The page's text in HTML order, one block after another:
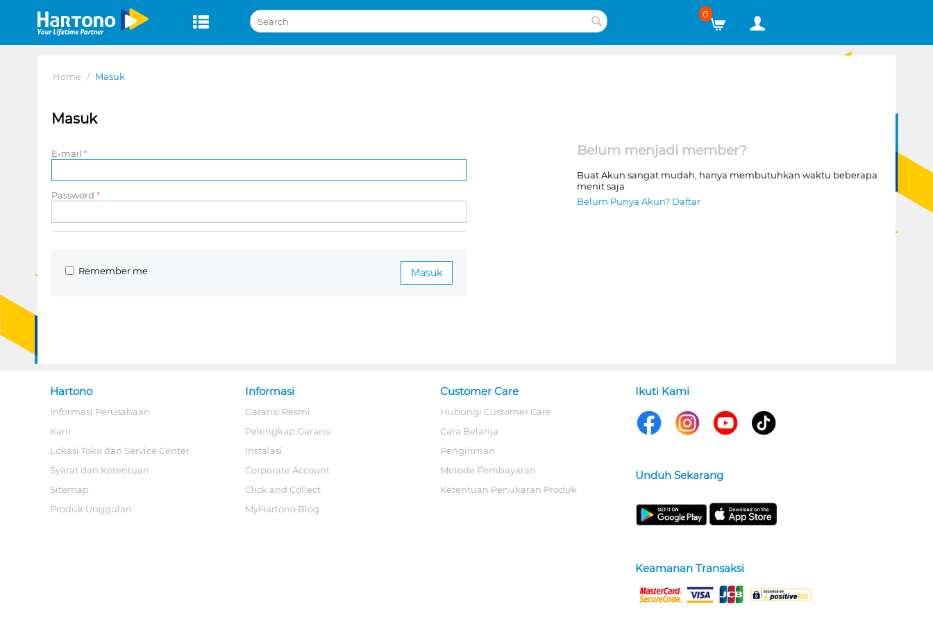
0
Home / Masuk
Masuk
E-mail
Password
Masuk
Remember me
Belum menjadi member?
Buat Akun sangat mudah, hanya membutuhkan waktu beberapa
menit saja.
Belum Punya Akun? Daftar
Hartono
Informasi Perusahaan
Karir
Lokasi Toko dan Service Center
Syarat dan Ketentuan
Sitemap
Produk Unggulan
Informasi
Garansi Resmi
Pelengkap Garansi
Instalasi
Corporate Account
Click and Collect
MyHartono Blog
Customer Care
Hubungi Customer Care
Cara Belanja
Pengiriman
Metode Pembayaran
Ketentuan Penukaran Produk
Ikuti Kami
Unduh Sekarang
Keamanan Transaksi